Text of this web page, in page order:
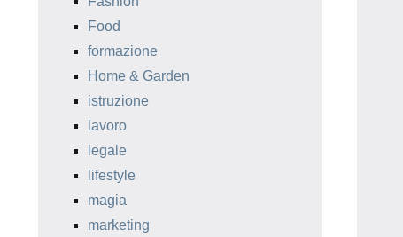
Food
formazione
Home & Garden
istruzione
lavoro
legale
lifestyle
magia
marketing